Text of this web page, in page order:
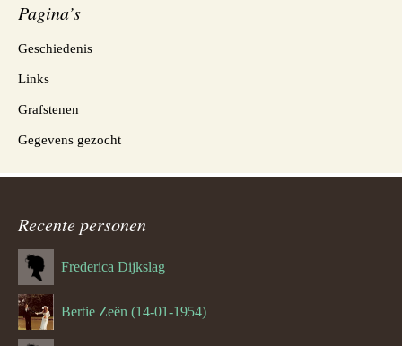
Pagina’s
Geschiedenis
Links
Grafstenen
Gegevens gezocht
Recente personen
Frederica Dijkslag
Bertie Zeën (14-01-1954)